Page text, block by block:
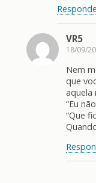
VR5
18/09/
Nem
que
aquela
“Eu
“Que